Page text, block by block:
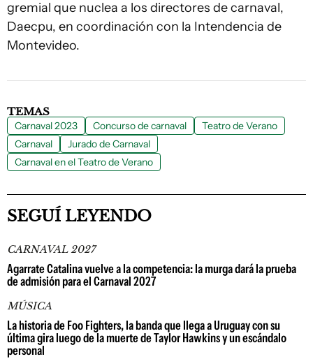
gremial que nuclea a los directores de carnaval,
Daecpu, en coordinación con la Intendencia de
Montevideo.
TEMAS
Carnaval 2023 Concurso de carnaval
Teatro de Verano
Carnaval
Jurado de Carnaval
Carnaval en el Teatro de Verano
SEGUÍ LEYENDO
CARNAVAL 2027
Agarrate Catalina vuelve a la competencia: la murga dará la prueba
de admisión para el Carnaval 2027
MÚSICA
La historia de Foo Fighters, la banda que llega a Uruguay con su
última gira luego de la muerte de Taylor Hawkins y un escándalo
personal